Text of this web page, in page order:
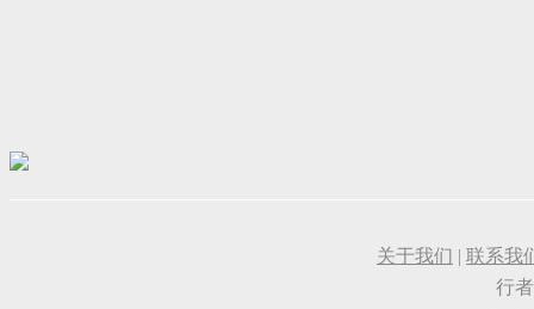
关于我们 | 联系我
行